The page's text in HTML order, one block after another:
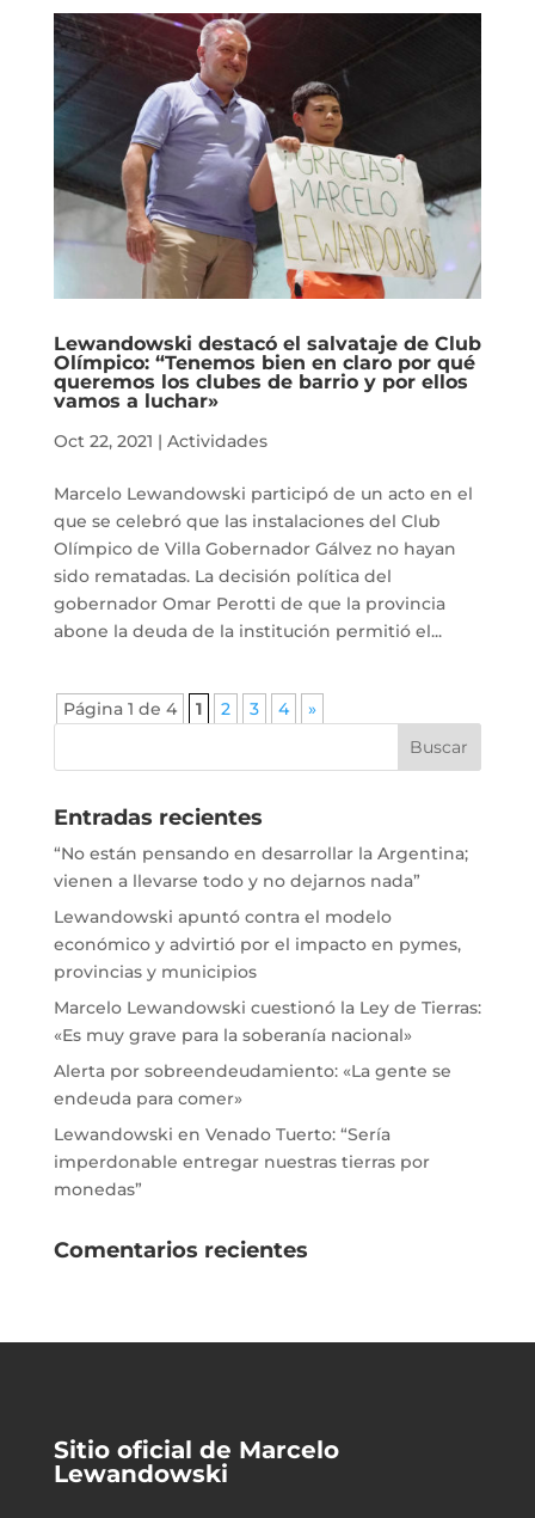
Lewandowski destacó el salvataje de Club
Olímpico: “Tenemos bien en claro por qué
queremos los clubes de barrio y por ellos
vamos a luchar»
Oct 22, 2021 | Actividades
Marcelo Lewandowski participó de un acto en el
que se celebró que las instalaciones del Club
Olímpico de Villa Gobernador Gálvez no hayan
sido rematadas. La decisión política del
gobernador Omar Perotti de que la provincia
abone la deuda de la institución permitió el...
Página 1 de 4 1 2 3 4 »
Entradas recientes
“No están pensando en desarrollar la Argentina;
vienen a llevarse todo y no dejarnos nada”
Lewandowski apuntó contra el modelo
económico y advirtió por el impacto en pymes,
provincias y municipios
Marcelo Lewandowski cuestionó la Ley de Tierras:
«Es muy grave para la soberanía nacional»
Alerta por sobreendeudamiento: «La gente se
endeuda para comer»
Lewandowski en Venado Tuerto: “Sería
imperdonable entregar nuestras tierras por
monedas”
Comentarios recientes
Sitio oficial de Marcelo
Lewandowski